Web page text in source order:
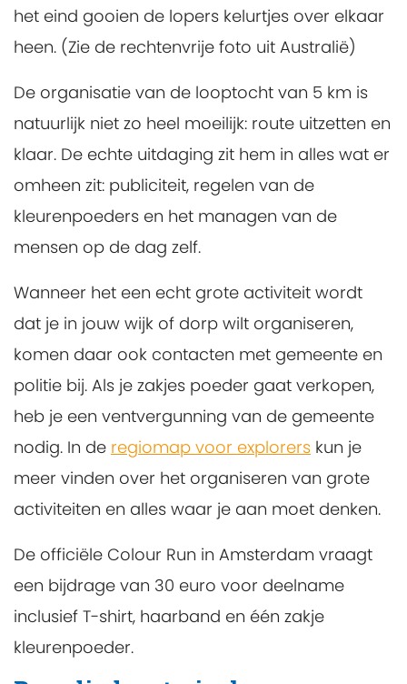
het eind gooien de lopers kelurtjes over elkaar
heen. (Zie de rechtenvrije foto uit Australië)
De organisatie van de looptocht van 5 km is
natuurlijk niet zo heel moeilijk: route uitzetten en
klaar. De echte uitdaging zit hem in alles wat er
omheen zit: publiciteit, regelen van de
kleurenpoeders en het managen van de
mensen op de dag zelf.
Wanneer het een echt grote activiteit wordt
dat je in jouw wijk of dorp wilt organiseren,
komen daar ook contacten met gemeente en
politie bij. Als je zakjes poeder gaat verkopen,
heb je een ventvergunning van de gemeente
nodig. In de regiomap voor explorers kun je
meer vinden over het organiseren van grote
activiteiten en alles waar je aan moet denken.
De officiële Colour Run in Amsterdam vraagt
een bijdrage van 30 euro voor deelname
inclusief T-shirt, haarband en één zakje
kleurenpoeder.